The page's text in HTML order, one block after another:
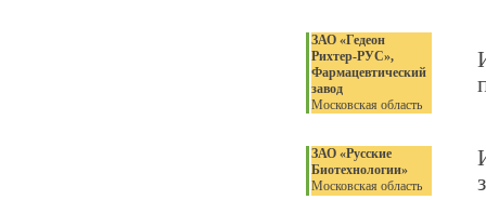
ЗАО «Гедеон
Рихтер-РУС»,
Фармацевтический
завод
Московская область
ЗАО «Русские
Биотехнологии»
Московская область